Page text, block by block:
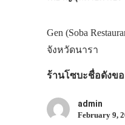
Gen (Soba
จังหวัดนารา
ร้านโซบะชื่อดังข
admin
February 9,